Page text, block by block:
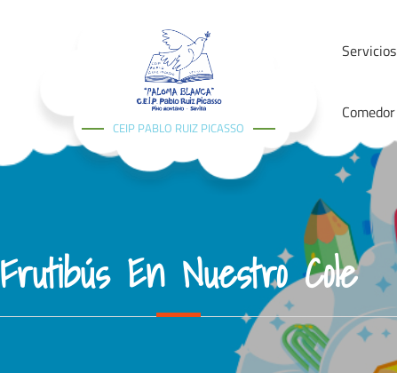
CEIP PABLO RUIZ PICASSO
Servicios
Comedor
Frutibús En Nuestro Cole